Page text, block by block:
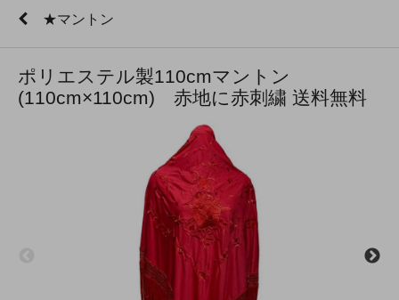
★マントン
ポリエステル製110cmマントン
(110cm×110cm) 赤地に赤刺繍 送料無料